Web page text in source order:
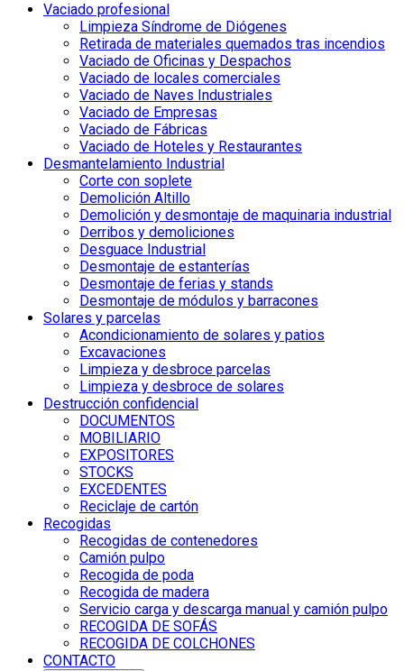
Vaciado profesional
Limpieza Síndrome de Diógenes
Retirada de materiales quemados tras incendios
Vaciado de Oficinas y Despachos
Vaciado de locales comerciales
Vaciado de Naves Industriales
Vaciado de Empresas
Vaciado de Fábricas
Vaciado de Hoteles y Restaurantes
Desmantelamiento Industrial
Corte con soplete
Demolición Altillo
Demolición y desmontaje de maquinaria industrial
Derribos y demoliciones
Desguace Industrial
Desmontaje de estanterías
Desmontaje de ferias y stands
Desmontaje de módulos y barracones
Solares y parcelas
Acondicionamiento de solares y patios
Excavaciones
Limpieza y desbroce parcelas
Limpieza y desbroce de solares
Destrucción confidencial
DOCUMENTOS
MOBILIARIO
EXPOSITORES
STOCKS
EXCEDENTES
Reciclaje de cartón
Recogidas
Recogidas de contenedores
Camión pulpo
Recogida de poda
Recogida de madera
Servicio carga y descarga manual y camión pulpo
RECOGIDA DE SOFÁS
RECOGIDA DE COLCHONES
CONTACTO